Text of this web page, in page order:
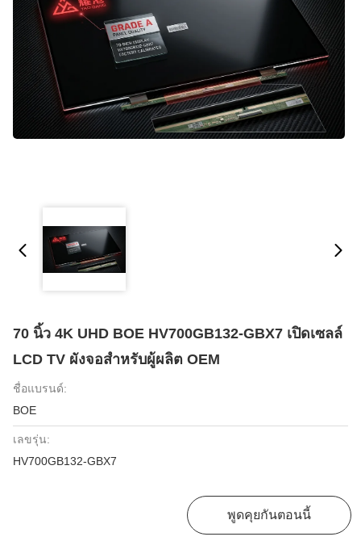
70 นิ้ว 4K UHD BOE HV700GB132-GBX7 เปิดเซลล์
LCD TV ผังจอสําหรับผู้ผลิต OEM
ชื่อแบรนด์:
BOE
เลขรุ่น:
HV700GB132-GBX7
พูดคุยกันตอนนี้